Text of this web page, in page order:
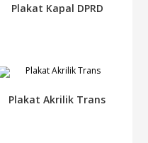
Plakat Kapal DPRD
Plakat Akrilik Trans